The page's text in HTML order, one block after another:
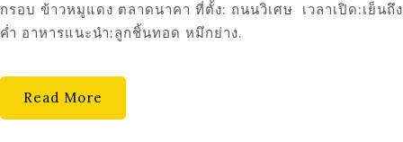
กรอบ ข้าวหมูแดง ตลาดนาคา ที่ตั้ง: ถนนวิเศษ เวลาเปิด:เย็นถึง
ค่ำ อาหารแนะนำ:ลูกชิ้นทอด หมึกย่าง.
Read More